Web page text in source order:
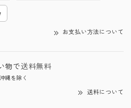
お支払い方法について
物で送料無料
縄を除く
送料について